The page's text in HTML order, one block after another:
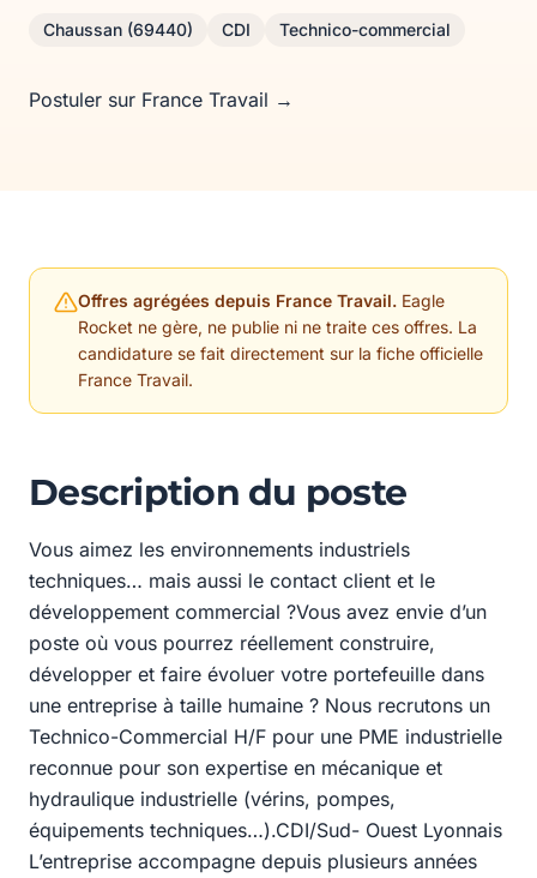
Chaussan (69440) CDI Technico-commercial
Postuler sur France Travail →
Offres agrégées depuis France Travail. Eagle
Rocket ne gère, ne publie ni ne traite ces offres. La
candidature se fait directement sur la fiche officielle
France Travail.
Description du poste
Vous aimez les environnements industriels
techniques… mais aussi le contact client et le
développement commercial ?Vous avez envie d’un
poste où vous pourrez réellement construire,
développer et faire évoluer votre portefeuille dans
une entreprise à taille humaine ? Nous recrutons un
Technico-Commercial H/F pour une PME industrielle
reconnue pour son expertise en mécanique et
hydraulique industrielle (vérins, pompes,
équipements techniques…).CDI/Sud- Ouest Lyonnais
L’entreprise accompagne depuis plusieurs années